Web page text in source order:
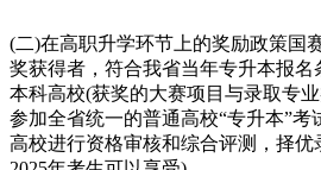
(二)在高职升学环节上的奖励政策国
奖获得者，符合我省当年专升本报
本科高校(获奖的大赛项目与录取专
参加全省统一的普通高校“专升本”
高校进行资格审核和综合评测，择优